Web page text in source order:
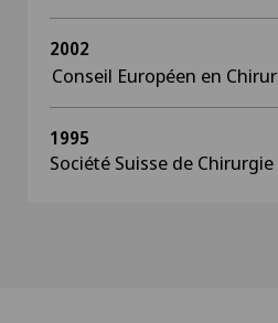
2002
Conseil Européen en
1995
Société Suisse de